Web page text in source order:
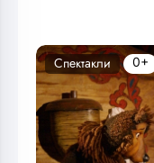
Спектакли 0+